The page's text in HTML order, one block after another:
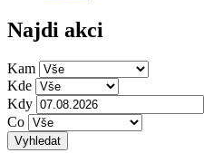
Najdi akci
Kam
Kde
Kdy
Co
Vyhledat